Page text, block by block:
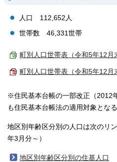
人口 112,652人
世帯数 46,331世帯
町別人口世帯表（令和5年12月
町別人口世帯表（令和5年12月
※住民基本台帳の一部改正（2012
も住民基本台帳法の適用対象となる
地区別年齢区分別の人口は次のリ
年3月分～）
地区別年齢区分別の住基人口